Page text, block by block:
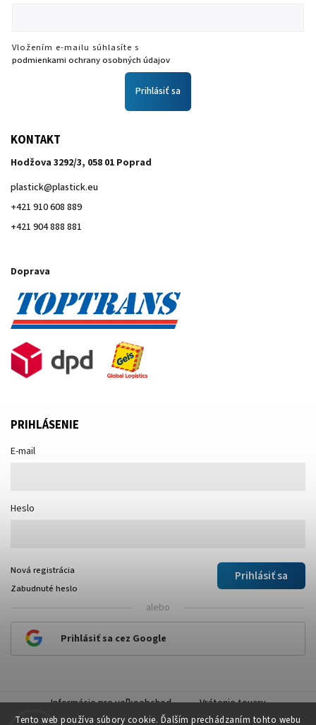
Tento web používa súbory cookie. Ďalším prechádzaním tohto webu
Vložením e-mailu súhlasíte s
podmienkami ochrany osobných údajov
Prihlásiť sa
KONTAKT
Hodžova 3292/3, 058 01 Poprad
plastick@plastick.eu
+421 910 608 889
+421 904 888 881
Doprava
PRIHLÁSENIE
E-mail
Heslo
Prihlásiť sa
Nová registrácia
Zabudnuté heslo
alebo
Prihlásiť sa cez Google
Informácie pre veľkoobchod Vrátenie tovaru